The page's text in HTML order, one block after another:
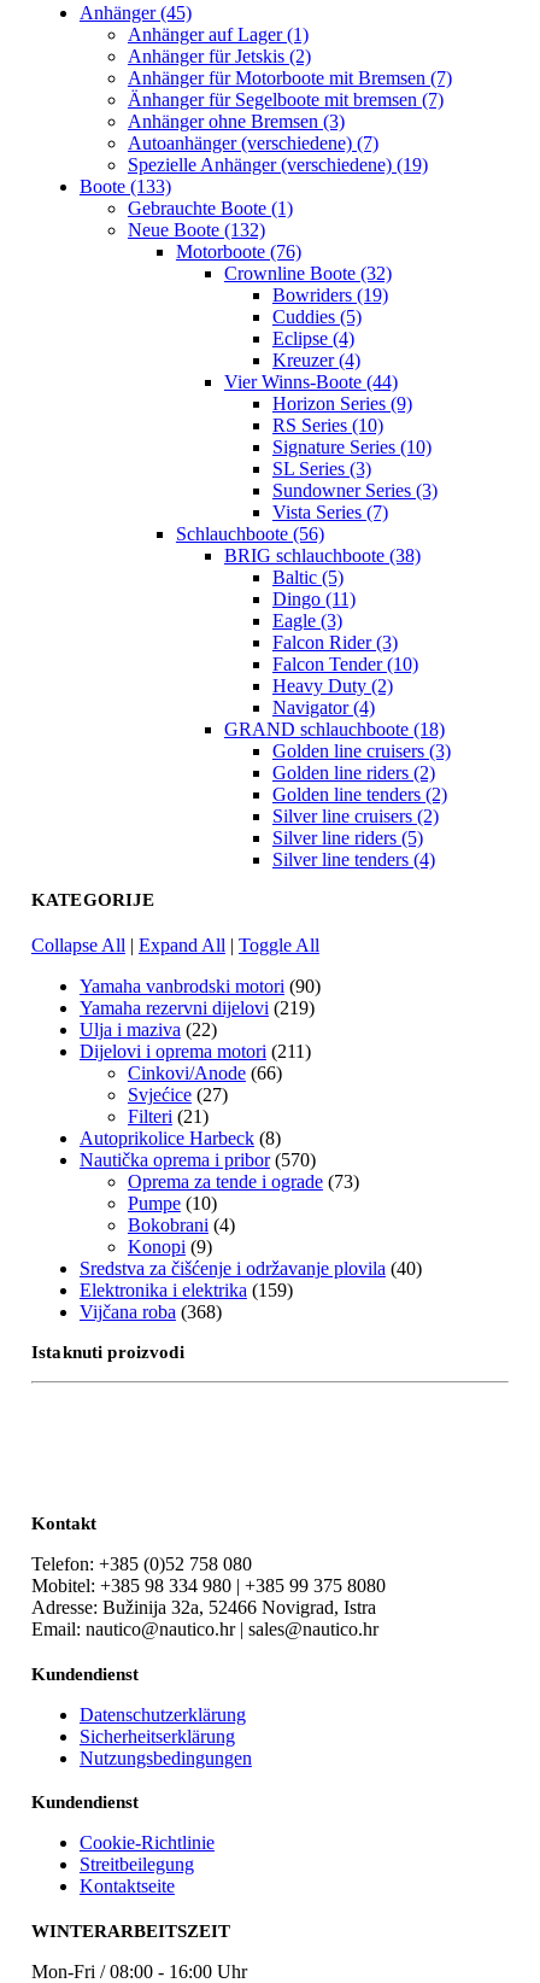
Anhänger (45)
Anhänger auf Lager (1)
Anhänger für Jetskis (2)
Anhänger für Motorboote mit Bremsen (7)
Änhanger für Segelboote mit bremsen (7)
Anhänger ohne Bremsen (3)
Autoanhänger (verschiedene) (7)
Spezielle Anhänger (verschiedene) (19)
Boote (133)
Gebrauchte Boote (1)
Neue Boote (132)
Motorboote (76)
Crownline Boote (32)
Bowriders (19)
Cuddies (5)
Eclipse (4)
Kreuzer (4)
Vier Winns-Boote (44)
Horizon Series (9)
RS Series (10)
Signature Series (10)
SL Series (3)
Sundowner Series (3)
Vista Series (7)
Schlauchboote (56)
BRIG schlauchboote (38)
Baltic (5)
Dingo (11)
Eagle (3)
Falcon Rider (3)
Falcon Tender (10)
Heavy Duty (2)
Navigator (4)
GRAND schlauchboote (18)
Golden line cruisers (3)
Golden line riders (2)
Golden line tenders (2)
Silver line cruisers (2)
Silver line riders (5)
Silver line tenders (4)
KATEGORIJE
Collapse All | Expand All | Toggle All
Yamaha vanbrodski motori (90)
Yamaha rezervni dijelovi (219)
Ulja i maziva (22)
Dijelovi i oprema motori (211)
Cinkovi/Anode (66)
Svjećice (27)
Filteri (21)
Autoprikolice Harbeck (8)
Nautička oprema i pribor (570)
Oprema za tende i ograde (73)
Pumpe (10)
Bokobrani (4)
Konopi (9)
Sredstva za čišćenje i održavanje plovila (40)
Elektronika i elektrika (159)
Vijčana roba (368)
Istaknuti proizvodi
Kontakt
Telefon: +385 (0)52 758 080
Mobitel: +385 98 334 980 | +385 99 375 8080
Adresse: Bužinija 32a, 52466 Novigrad, Istra
Email: nautico@nautico.hr | sales@nautico.hr
Kundendienst
Datenschutzerklärung
Sicherheitserklärung
Nutzungsbedingungen
Kundendienst
Cookie-Richtlinie
Streitbeilegung
Kontaktseite
WINTERARBEITSZEIT
Mon-Fri / 08:00 - 16:00 Uhr